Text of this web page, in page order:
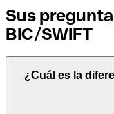
Sus
BIC/SWIFT
¿Cuál es la